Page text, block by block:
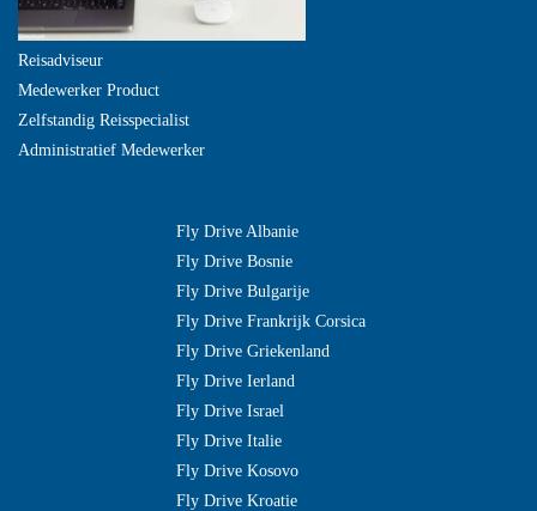
Reisadviseur
Medewerker Product
Zelfstandig Reisspecialist
Administratief Medewerker
Fly Drive Albanie
Fly Drive Bosnie
Fly Drive Bulgarije
Fly Drive Frankrijk Corsica
Fly Drive Griekenland
Fly Drive Ierland
Fly Drive Israel
Fly Drive Italie
Fly Drive Kosovo
Fly Drive Kroatie